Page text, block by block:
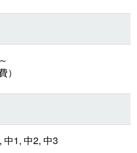
中1, 中2, 中3